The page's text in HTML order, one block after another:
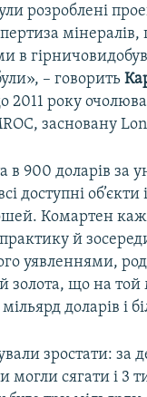
розроблені
мінералів,
в
– говорить
2011 року
засновану
в 900 доларів за
доступні
Комартен
й
уявленнями,
золота, що на
доларів і
зростати: за
могли сягати і 3